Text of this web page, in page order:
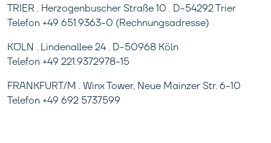
TRIER . Herzogenbuscher Straße 10 . D-54292 Trier
Telefon +49 651.9363-0 (Rechnungsadresse)
KÖLN . Lindenallee 24 . D-50968 Köln
Telefon +49 221.9372978-15
FRANKFURT/M . Winx Tower, Neue Mainzer Str. 6-10
Telefon +49 692 5737599